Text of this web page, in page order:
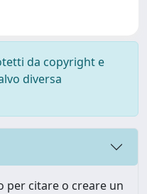
da copyright e
diversa
per citare o creare un